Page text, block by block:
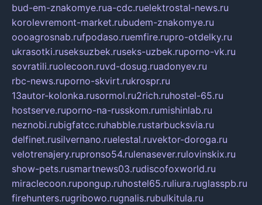
bud-em-znakomye.rua-cdc.ruelektrostal-news.ru
korolevremont-market.rubudem-znakomye.ru
oooagrosnab.rufpodaso.ruemfire.rupro-otdelky.ru
ukrasotki.ruseksuzbek.ruseks-uzbek.ruporno-vk.ru
sovratili.ruolecoon.ruvd-dosug.ruadonyev.ru
rbc-news.ruporno-skvirt.rukrospr.ru
13autor-kolonka.rusormol.ru2rich.ruhostel-65.ru
hostserve.ruporno-na-russkom.rumishinlab.ru
neznobi.rubigfatcc.ruhabble.rustarbucksvia.ru
delfinet.rusilvernano.ruelestal.ruvektor-doroga.ru
velotrenajery.rupronso54.rulenasever.rulovinskix.ru
show-pets.rusmartnews03.rudiscofoxworld.ru
miraclecoon.rupongup.ruhostel65.ruliura.ruglasspb.ru
firehunters.rugribowo.rugnalis.rubulkitula.ru